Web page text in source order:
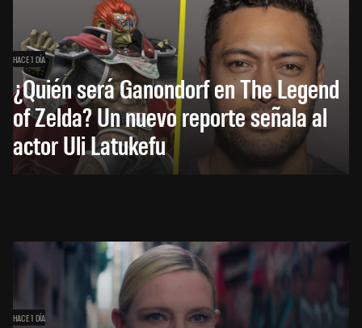
HACE 1 DÍA
¿Quién será Ganondorf en The Legend
of Zelda? Un nuevo reporte señala al
actor Uli Latukefu
HACE 1 DÍA